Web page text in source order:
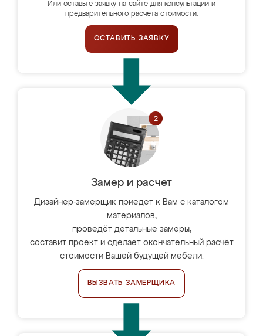
Или оставьте заявку на сайте для консультации и
предварительного расчёта стоимости.
ОСТАВИТЬ ЗАЯВКУ
Замер и расчет
Дизайнер-замерщик приедет к Вам с каталогом
материалов,
проведёт детальные замеры,
составит проект и сделает окончательный расчёт
стоимости Вашей будущей мебели.
ВЫЗВАТЬ ЗАМЕРЩИКА